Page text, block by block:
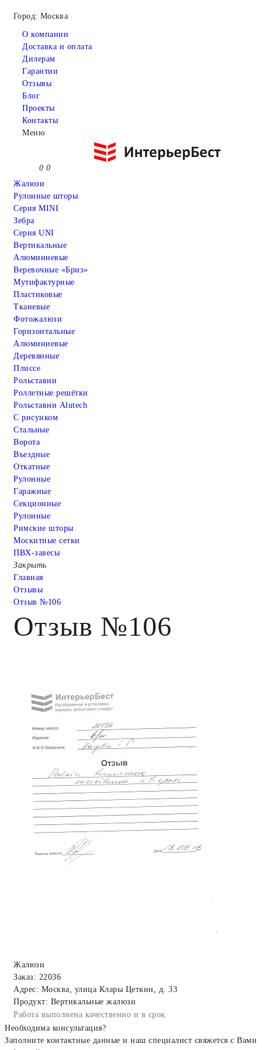
Город: Москва
О компании
Доставка и оплата
Дилерам
Гарантии
Отзывы
Блог
Проекты
Контакты
Меню
0 0
Жалюзи
Рулонные шторы
Серия MINI
Зебра
Серия UNI
Вертикальные
Алюмииневые
Веревочные «Бриз»
Мутифактурные
Пластиковые
Тканевые
Фотожалюзи
Горизонтальные
Алюминиевые
Деревянные
Плиссе
Рольставни
Роллетные решётки
Рольставни Alutech
С рисунком
Стальные
Ворота
Въездные
Откатные
Рулонные
Гаражные
Cекционные
Рулонные
Римские шторы
Москитные сетки
ПВХ-завесы
Закрыть
Главная
Отзывы
Отзыв №106
Отзыв №106
Жалюзи
Заказ: 22036
Адрес: Москва, улица Клары Цеткин, д. 33
Продукт: Вертикальные жалюзи
Работа выполнена качественно и в срок
Необходима консультация?
Заполните контактные данные и наш специалист свяжется с Вами